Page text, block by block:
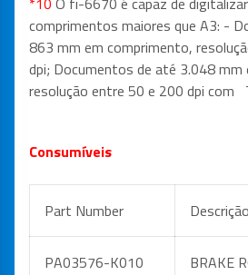
comprimentos maiores que A3: -
863 mm em comprimento,
dpi; Documentos de até 3.048
resolução entre 50 e 200 dpi com
Consumíveis
Part Number Descrição
PA03576-K010 BRAKE